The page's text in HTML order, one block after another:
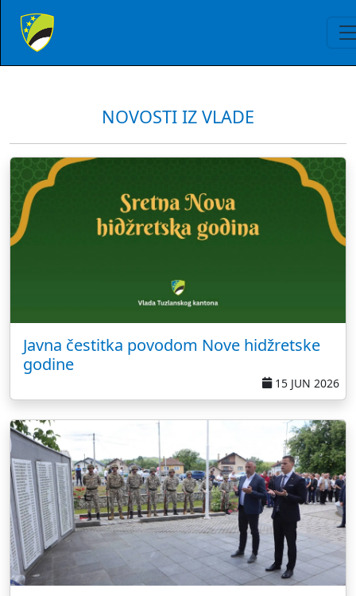
NOVOSTI IZ VLADE
Javna čestitka povodom Nove hidžretske
godine
15 JUN 2026